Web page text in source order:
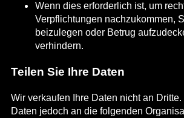
Wenn dies erforderlich ist, um
Verpflichtungen nachzukommen,
beizulegen oder Betrug
verhindern.
Teilen Sie Ihre Daten
Wir verkaufen Ihre Daten nicht an
Daten jedoch an die folgenden